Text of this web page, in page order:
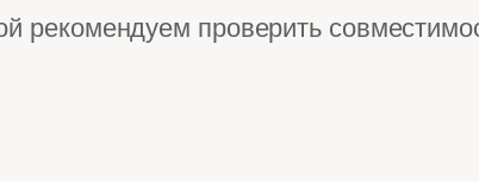
рекомендуем проверить